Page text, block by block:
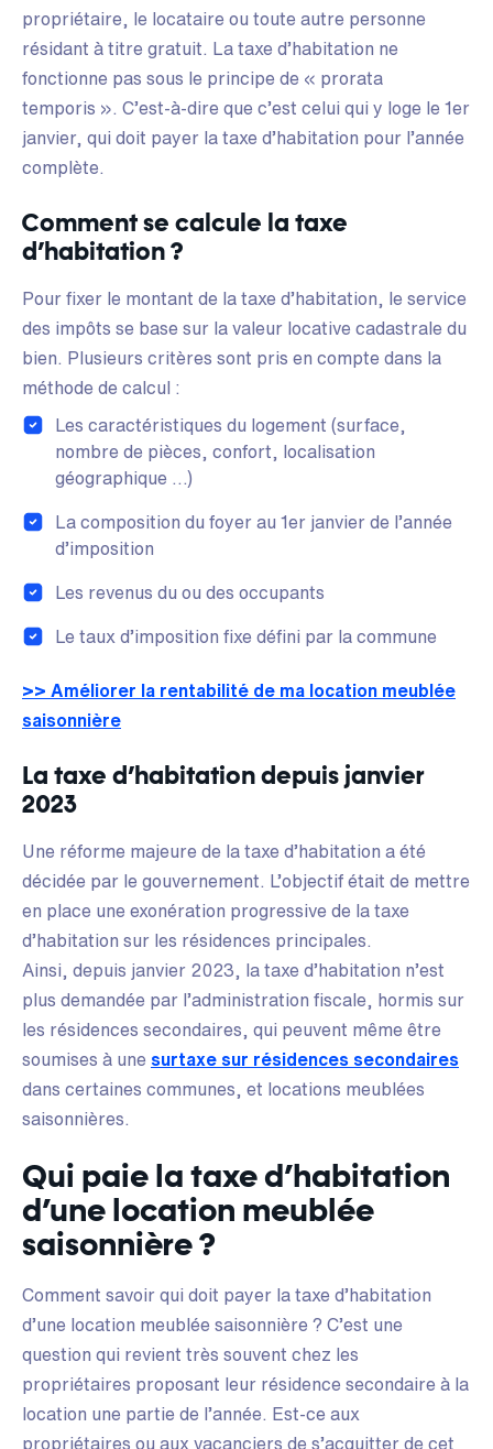
propriétaire, le locataire ou toute autre personne
résidant à titre gratuit. La taxe d’habitation ne
fonctionne pas sous le principe de « prorata
temporis ». C’est-à-dire que c’est celui qui y loge le 1er
janvier, qui doit payer la taxe d’habitation pour l’année
complète.
Comment se calcule la taxe
d’habitation ?
Pour fixer le montant de la taxe d’habitation, le service
des impôts se base sur la valeur locative cadastrale du
bien. Plusieurs critères sont pris en compte dans la
méthode de calcul :
Les caractéristiques du logement (surface,
nombre de pièces, confort, localisation
géographique …)
La composition du foyer au 1er janvier de l’année
d’imposition
Les revenus du ou des occupants
Le taux d’imposition fixe défini par la commune
>> Améliorer la rentabilité de ma location meublée
saisonnière
La taxe d’habitation depuis janvier
2023
Une réforme majeure de la taxe d’habitation a été
décidée par le gouvernement. L’objectif était de mettre
en place une exonération progressive de la taxe
d’habitation sur les résidences principales.
Ainsi, depuis janvier 2023, la taxe d’habitation n’est
plus demandée par l’administration fiscale, hormis sur
les résidences secondaires, qui peuvent même être
soumises à une surtaxe sur résidences secondaires
dans certaines communes, et locations meublées
saisonnières.
Qui paie la taxe d’habitation
d’une location meublée
saisonnière ?
Comment savoir qui doit payer la taxe d’habitation
d’une location meublée saisonnière ? C’est une
question qui revient très souvent chez les
propriétaires proposant leur résidence secondaire à la
location une partie de l’année. Est-ce aux
propriétaires ou aux vacanciers de s’acquitter de cet